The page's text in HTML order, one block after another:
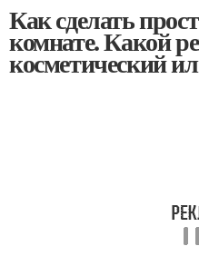
Как сделать
комнате. Какой
косметический